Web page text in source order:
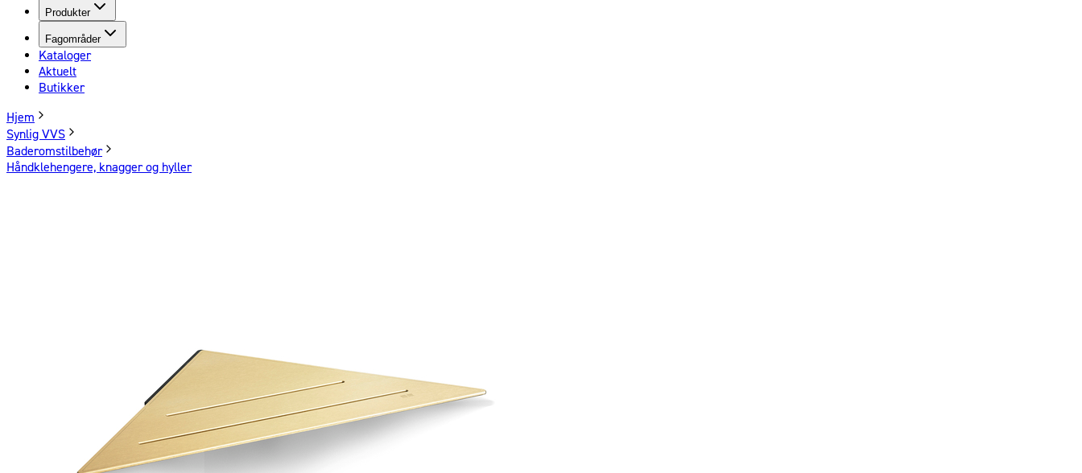
Produkter
Fagområder
Kataloger
Aktuelt
Butikker
Hjem
Synlig VVS
Baderomstilbehør
Håndklehengere, knagger og hyller